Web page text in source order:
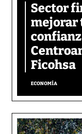
Sector
mejorar
Ficohsa
ECONOMÍA